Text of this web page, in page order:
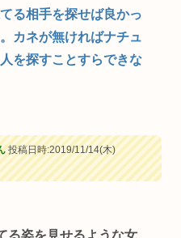
る相手を探せば良かっ
カネが無ければナチュ
を探すことすらできな
投稿日時:2019/11/14(木)